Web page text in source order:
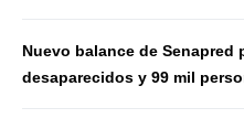
Nuevo balance de
desaparecidos y 99 mil